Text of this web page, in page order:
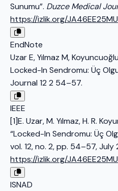
Sunumu”. Duzce Medical
https://izlik.org/JA46EE25MU
EndNote
Uzar E, Yılmaz M,
Locked-In Sendromu: Üç
Journal 12 2 54–57.
IEEE
[1]E. Uzar, M. Yılmaz, H. R.
“Locked-In Sendromu: Üç
vol. 12, no. 2, pp. 54–57, July
https://izlik.org/JA46EE25MU
ISNAD